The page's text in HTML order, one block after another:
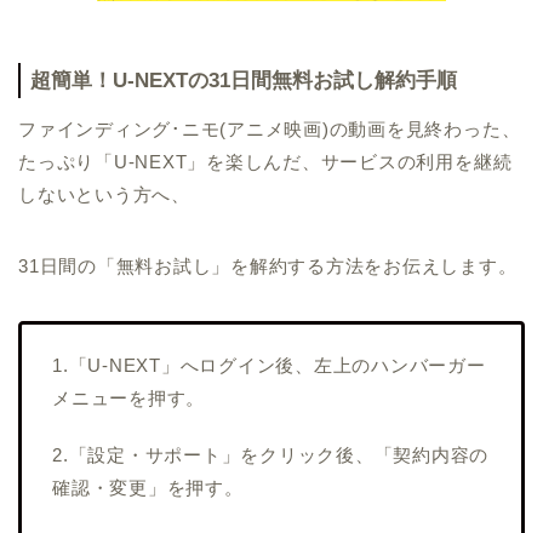
超簡単！U-NEXTの31日間無料お試し解約手順
ファインディング･ニモ(アニメ映画)の動画を見終わった、
たっぷり「U-NEXT」を楽しんだ、サービスの利用を継続
しないという方へ、
31日間の「無料お試し」を解約する方法をお伝えします。
1.「U-NEXT」へログイン後、左上のハンバーガー
メニューを押す。
2.「設定・サポート」をクリック後、「契約内容の
確認・変更」を押す。